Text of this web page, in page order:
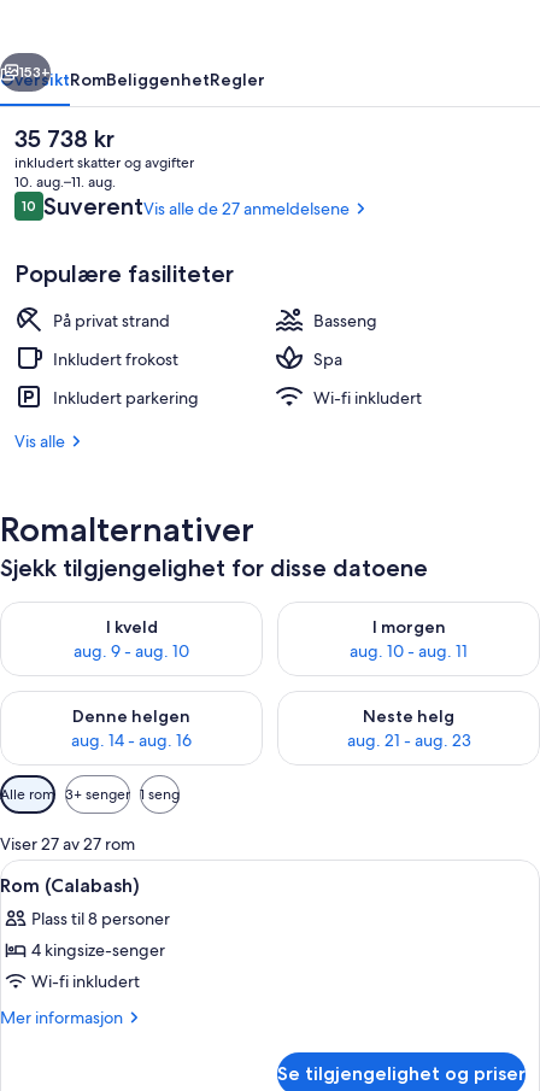
Luftbilde
Neste
153+
OversiktRomBeliggenhetRegler
Den
nåværende
prisen
er
35 738 kr
35 738 kr
inkludert skatter og avgifter
10. aug.–11. aug.
Anmeldelser
1010 av 10 –
SuverentVis alle de 27 anmeldelsene
Populære fasiliteter
På privat strand
Basseng
Inkludert frokost
Spa
Inkludert parkering
Wi-fi inkludert
Vis alle
Romalternativer
Sjekk tilgjengelighet for disse datoene
I kveld
aug. 9 - aug. 10
Sjekk tilgjengelighet for i kveld, aug. 9 - aug. 10
I morgen
aug. 10 - aug. 11
Sjekk tilgjengelighet for i
Denne helgen
aug. 14 - aug. 16
Sjekk tilgjengelighet for denne helgen, aug. 14 - aug. 16
Neste helg
aug. 21 - aug. 23
Sjekk tilgjengelighet for
Tilgjengelige
filtre
for
rom
Alle rom 3+ senger 1 seng
Viser 27 av 27 rom
Åpne
alle
bildene
av
Rom
(Calabash)
Rom (Calabash) | Minibar, safe på
2
Rom (Calabash)
Plass til 8 personer
4 kingsize-senger
Wi-fi inkludert
Mer informasjon
Mer
Se tilgjengelighet og priser